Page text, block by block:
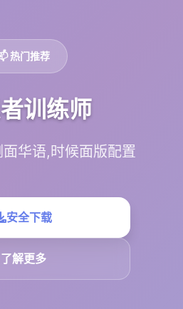
热门推荐
训练师
华语,时候面版配置
安全下载
了解更多